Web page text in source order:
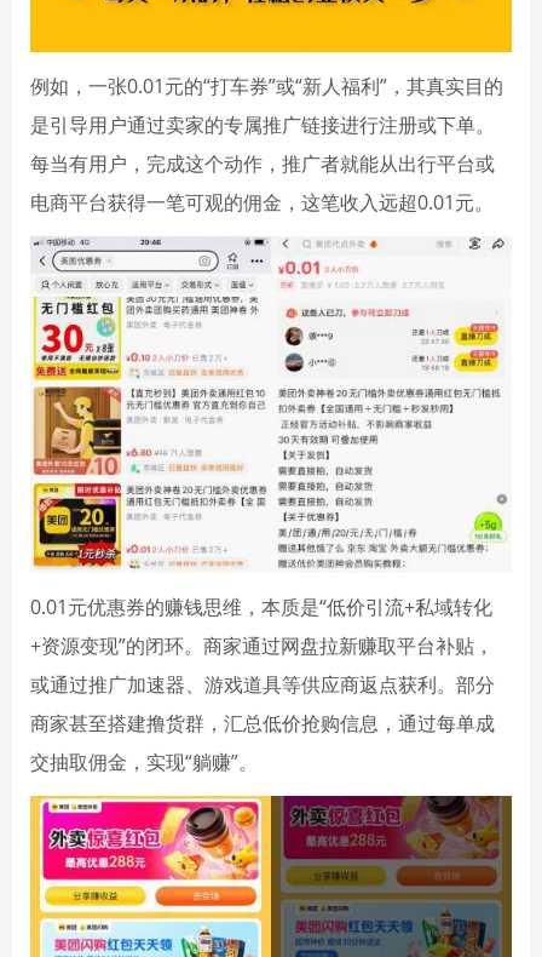
例如，一张0.01元的“打车券”或“新人福利”，其真实目的
是引导用户通过卖家的专属推广链接进行注册或下单。
每当有用户，完成这个动作，推广者就能从出行平台或
电商平台获得一笔可观的佣金，这笔收入远超0.01元。
0.01元优惠券的赚钱思维，本质是“低价引流+私域转化
+资源变现”的闭环。商家通过网盘拉新赚取平台补贴，
或通过推广加速器、游戏道具等供应商返点获利。部分
商家甚至搭建撸货群，汇总低价抢购信息，通过每单成
交抽取佣金，实现“躺赚”。